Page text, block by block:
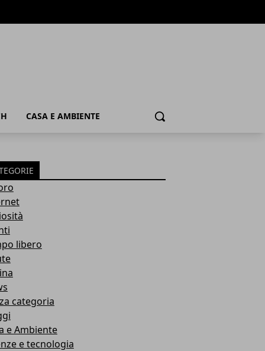
CASA E AMBIENTE Cerca
libero
categoria
e Ambiente
e tecnologia